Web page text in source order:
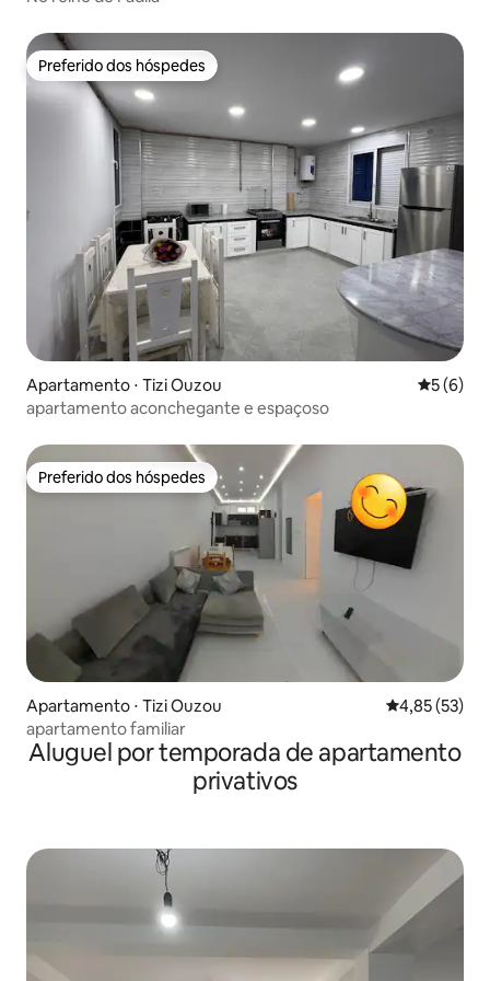
Preferido dos hóspedes
Preferido dos hóspedes
Apartamento ⋅ Tizi Ouzou 5 de
5 (6)
apartamento aconchegante e espaçoso
Preferido dos hóspedes
Preferido dos hóspedes
Apartamento ⋅ Tizi Ouzou 4,85 de uma
4,85 (53)
apartamento familiar
Aluguel por temporada de apartamento
privativos